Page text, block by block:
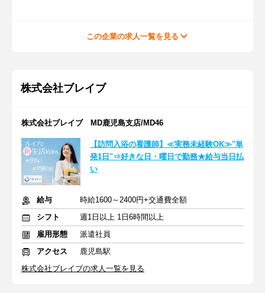
この企業の求人一覧を見る
株式会社ブレイブ
株式会社ブレイブ MD鹿児島支店/MD46
【訪問入浴の看護師】≪実務未経験OK≫"単
発1日"⇒好きな日・曜日で勤務★給与当日払
い
給与
時給1600～2400円+交通費全額
シフト
週1日以上 1日6時間以上
雇用形態
派遣社員
アクセス
鹿児島駅
株式会社ブレイブの求人一覧を見る